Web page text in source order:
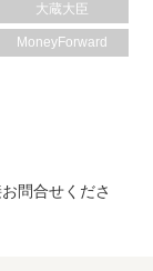
大蔵大臣
MoneyForward
問合せくださ